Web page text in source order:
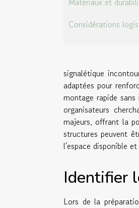
Considérations
signalétique
adaptées pour
montage rapide
organisateurs
majeurs, offrant la
structures peuvent
l'espace disponible
Identifier
Lors de la